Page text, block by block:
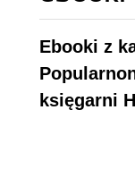
Ebooki z
księgarni